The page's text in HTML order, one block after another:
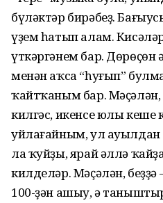
бүләктәр бирәбеҙ.
үҙем һатып алам.
үткәргәнем бар. Дөрөҫөн
менән аҡса “һуғып”
ҡайтҡаным бар.
килгәс, икенсе юлы кеше
уйлағайным, ул
ла ҡуйҙы, ярай әллә
килделәр. Мәҫәлән, беҙҙә
100-ҙән ашыу, ә